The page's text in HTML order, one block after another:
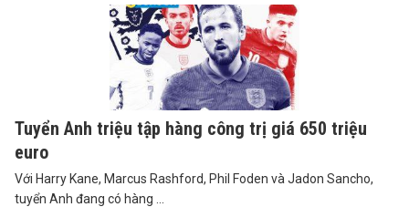
Tuyển Anh triệu tập hàng công trị giá 650 triệu
euro
Với Harry Kane, Marcus Rashford, Phil Foden và Jadon Sancho,
tuyển Anh đang có hàng ...